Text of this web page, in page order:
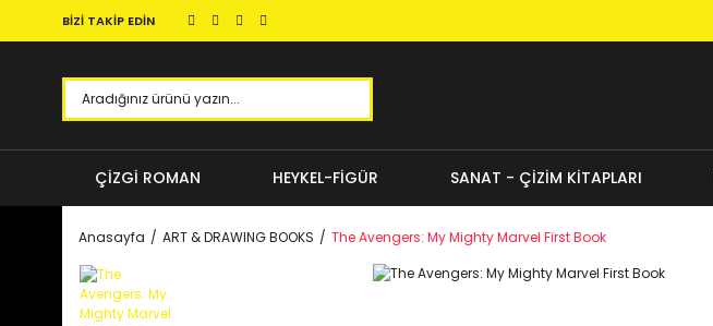
BİZİ TAKİP EDİN
ÇİZGİ ROMAN HEYKEL-FİGÜR SANAT - ÇİZİM KİTAPLARI
Anasayfa ART & DRAWING BOOKS The Avengers: My Mighty Marvel First Book